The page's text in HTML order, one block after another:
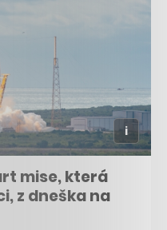
mise, která
z dneška na